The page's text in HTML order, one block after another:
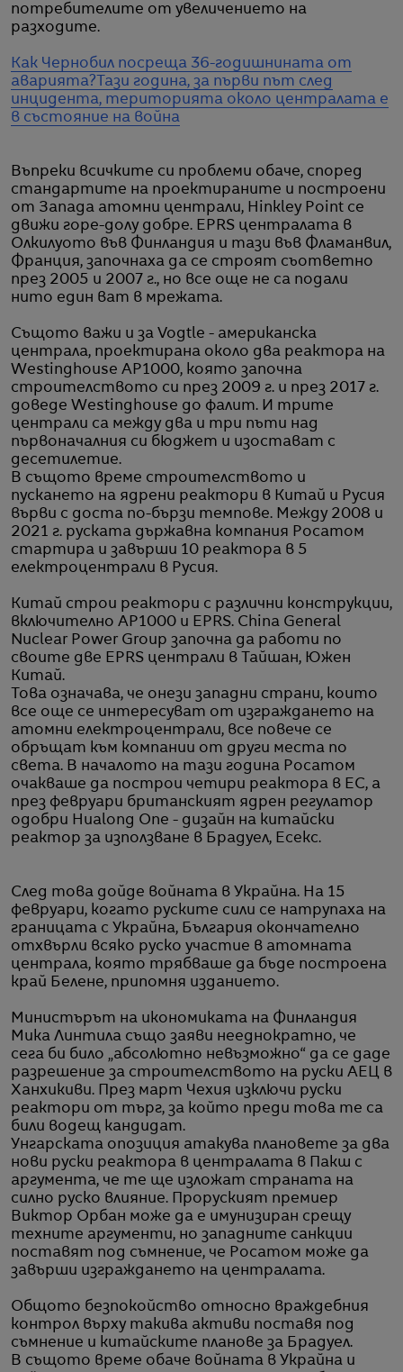
потребителите от увеличението на
разходите.
Как Чернобил посреща 36-годишнината от
аварията? Тази година, за първи път след
инцидента, територията около централата е
в състояние на война
Въпреки всичките си проблеми обаче, според
стандартите на проектираните и построени
от Запада атомни централи, Hinkley Point се
движи горе-долу добре. EPRS централата в
Олкилуото във Финландия и тази във Фламанвил,
Франция, започнаха да се строят съответно
през 2005 и 2007 г., но все още не са подали
нито един ват в мрежата.
Същото важи и за Vogtle - американска
централа, проектирана около два реактора на
Westinghouse AP1000, която започна
строителството си през 2009 г. и през 2017 г.
доведе Westinghouse до фалит. И трите
централи са между два и три пъти над
първоначалния си бюджет и изостават с
десетилетие.
В същото време строителството и
пускането на ядрени реактори в Китай и Русия
върви с доста по-бързи темпове. Между 2008 и
2021 г. руската държавна компания Росатом
стартира и завърши 10 реактора в 5
електроцентрали в Русия.
Китай строи реактори с различни конструкции,
включително AP1000 и EPRS. China General
Nuclear Power Group започна да работи по
своите две EPRS централи в Тайшан, Южен
Китай.
Това означава, че онези западни страни, които
все още се интересуват от изграждането на
атомни електроцентрали, все повече се
обръщат към компании от други места по
света. В началото на тази година Росатом
очакваше да построи четири реактора в ЕС, а
през февруари британският ядрен регулатор
одобри Hualong One - дизайн на китайски
реактор за използване в Брадуел, Есекс.
След това дойде войната в Украйна. На 15
февруари, когато руските сили се натрупаха на
границата с Украйна, България окончателно
отхвърли всяко руско участие в атомната
централа, която трябваше да бъде построена
край Белене, припомня изданието.
Министърът на икономиката на Финландия
Мика Линтила също заяви нееднократно, че
сега би било „абсолютно невъзможно“ да се даде
разрешение за строителството на руски АЕЦ в
Ханхикиви. През март Чехия изключи руски
реактори от търг, за който преди това те са
били водещ кандидат.
Унгарската опозиция атакува плановете за два
нови руски реактора в централата в Пакш с
аргумента, че те ще изложат страната на
силно руско влияние. Проруският премиер
Виктор Орбан може да е имунизиран срещу
техните аргументи, но западните санкции
поставят под съмнение, че Росатом може да
завърши изграждането на централата.
Общото безпокойство относно враждебния
контрол върху такива активи поставя под
съмнение и китайските планове за Брадуел.
В същото време обаче войната в Украйна и